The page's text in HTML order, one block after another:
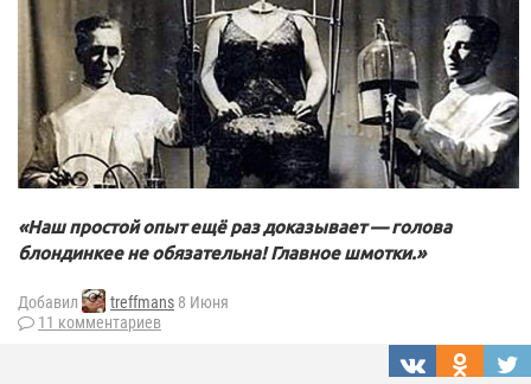
«Наш простой опыт ещё раз доказывает — голова
блондинкее не обязательна! Главное шмотки.»
Добавил treffmans 8 Июня
11 комментариев